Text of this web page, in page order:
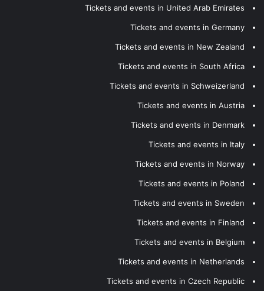
Tickets and events in United Arab Emirates
Tickets and events in Germany
Tickets and events in New Zealand
Tickets and events in South Africa
Tickets and events in Schweizerland
Tickets and events in Austria
Tickets and events in Denmark
Tickets and events in Italy
Tickets and events in Norway
Tickets and events in Poland
Tickets and events in Sweden
Tickets and events in Finland
Tickets and events in Belgium
Tickets and events in Netherlands
Tickets and events in Czech Republic